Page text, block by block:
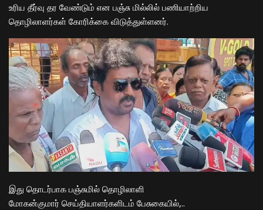
உரிய தீர்வு தர வேண்டும் என பஞ்சு மில்லில் பணியாற்றிய
தொழிலாளர்கள் கோரிக்கை விடுத்துள்ளனர்.
இது தொடர்பாக பஞ்சுமில் தொழிலாளி
மோகன்குமார் செய்தியாளர்களிடம் பேசுகையில்,..